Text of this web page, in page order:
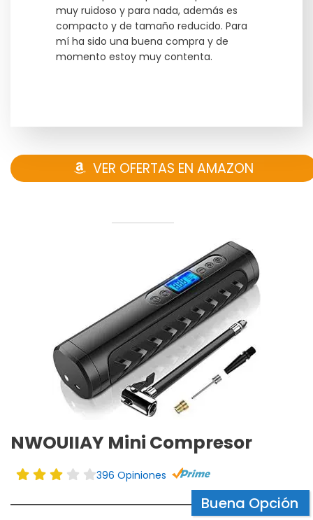
muy ruidoso y para nada, además es
compacto y de tamaño reducido. Para
mí ha sido una buena compra y de
momento estoy muy contenta.
VER OFERTAS EN AMAZON
NWOUIIAY Mini Compresor
396 Opiniones
Buena Opción